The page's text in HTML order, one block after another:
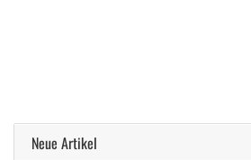
Neue Artikel